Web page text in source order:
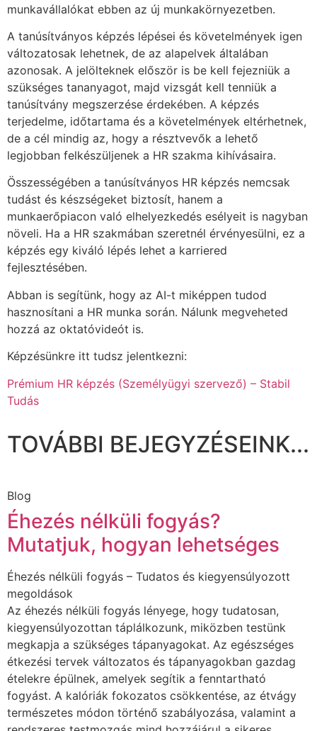
munkavállalókat ebben az új munkakörnyezetben.
A tanúsítványos képzés lépései és követelmények igen
változatosak lehetnek, de az alapelvek általában
azonosak. A jelölteknek először is be kell fejezniük a
szükséges tananyagot, majd vizsgát kell tenniük a
tanúsítvány megszerzése érdekében. A képzés
terjedelme, időtartama és a követelmények eltérhetnek,
de a cél mindig az, hogy a résztvevők a lehető
legjobban felkészüljenek a HR szakma kihívásaira.
Összességében a tanúsítványos HR képzés nemcsak
tudást és készségeket biztosít, hanem a
munkaerőpiacon való elhelyezkedés esélyeit is nagyban
növeli. Ha a HR szakmában szeretnél érvényesülni, ez a
képzés egy kiváló lépés lehet a karriered
fejlesztésében.
Abban is segítünk, hogy az AI-t miképpen tudod
hasznosítani a HR munka során. Nálunk megveheted
hozzá az oktatóvideót is.
Képzésünkre itt tudsz jelentkezni:
Prémium HR képzés (Személyügyi szervező) – Stabil
Tudás
TOVÁBBI BEJEGYZÉSEINK...
Blog
Éhezés nélküli fogyás?
Mutatjuk, hogyan lehetséges
Éhezés nélküli fogyás – Tudatos és kiegyensúlyozott
megoldások
Az éhezés nélküli fogyás lényege, hogy tudatosan,
kiegyensúlyozottan táplálkozunk, miközben testünk
megkapja a szükséges tápanyagokat. Az egészséges
étkezési tervek változatos és tápanyagokban gazdag
ételekre épülnek, amelyek segítik a fenntartható
fogyást. A kalóriák fokozatos csökkentése, az étvágy
természetes módon történő szabályozása, valamint a